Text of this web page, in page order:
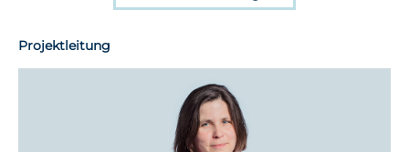
Projektleitung